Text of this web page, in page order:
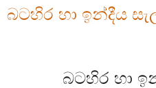
බටහිර හා ඉන්දීය
බටහිර හා